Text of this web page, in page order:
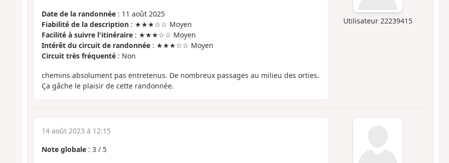
Utilisateur 22239415
Date de la randonnée: 11 août 2025
Fiabilité de la description: ★★★☆☆ Moyen
Facilité à suivre l'itinéraire: ★★★☆☆ Moyen
Intérêt du circuit de randonnée: ★★★☆☆ Moyen
Circuit très fréquenté: Non
chemins absolument pas entretenus. De nombreux passages au milieu des orties.
Ça gâche le plaisir de cette randonnée.
14 août 2023 à 12:15
Note globale: 3/ 5